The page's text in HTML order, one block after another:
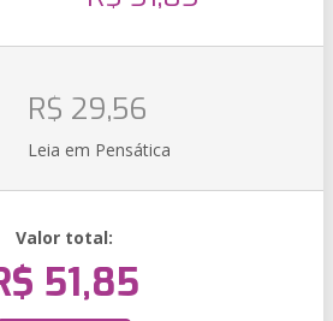
R$ 29,56
Leia em Pensática
Valor total:
51,85